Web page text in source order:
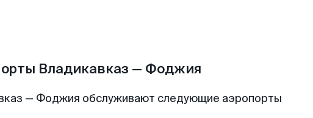
Владикавказ — Фоджия
— Фоджия обслуживают следующие аэропорты